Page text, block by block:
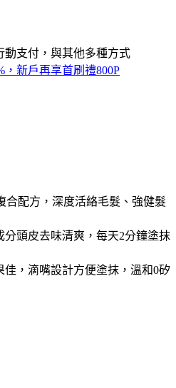
動支付，與其他多種方式
，新戶再享首刷禮800P
合配方，深度活絡毛髮、強健髮
分頭皮去味清爽，每天2分鐘塗抹
佳，滴嘴設計方便塗抹，溫和0矽